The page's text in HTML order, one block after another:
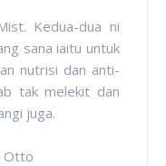
Kedua-dua ni
sana iaitu untuk
nutrisi dan anti-
tak melekit dan
juga.
Otto